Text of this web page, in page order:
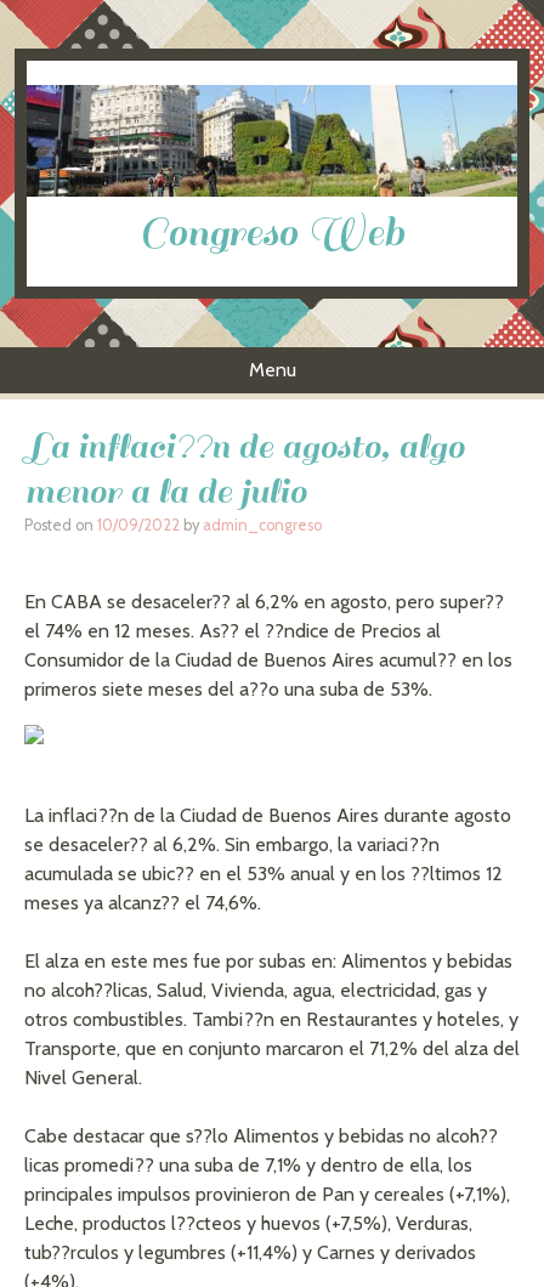
Congreso Web
Menu
La inflaci??n de agosto, algo
menor a la de julio
Posted on 10/09/2022 by admin_congreso
En CABA se desaceler?? al 6,2% en agosto, pero super??
el 74% en 12 meses. As?? el ??ndice de Precios al
Consumidor de la Ciudad de Buenos Aires acumul?? en los
primeros siete meses del a??o una suba de 53%.
La inflaci??n de la Ciudad de Buenos Aires durante agosto
se desaceler?? al 6,2%. Sin embargo, la variaci??n
acumulada se ubic?? en el 53% anual y en los ??ltimos 12
meses ya alcanz?? el 74,6%.
El alza en este mes fue por subas en: Alimentos y bebidas
no alcoh??licas, Salud, Vivienda, agua, electricidad, gas y
otros combustibles. Tambi??n en Restaurantes y hoteles, y
Transporte, que en conjunto marcaron el 71,2% del alza del
Nivel General.
Cabe destacar que s??lo Alimentos y bebidas no alcoh??
licas promedi?? una suba de 7,1% y dentro de ella, los
principales impulsos provinieron de Pan y cereales (+7,1%),
Leche, productos l??cteos y huevos (+7,5%), Verduras,
tub??rculos y legumbres (+11,4%) y Carnes y derivados
(+4%).